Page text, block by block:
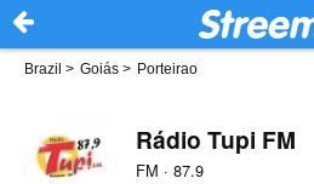
Brazil > Goiás > Porteirao
Rádio Tupi FM
FM · 87.9